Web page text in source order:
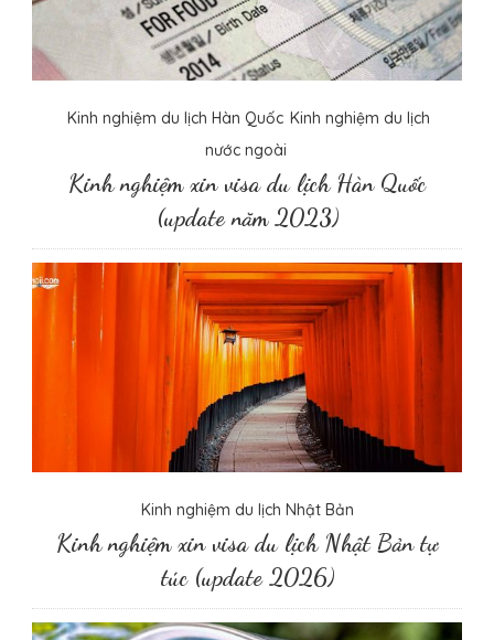
Kinh nghiệm du lịch Hàn Quốc Kinh nghiệm du lịch
nước ngoài
Kinh nghiệm xin visa du lịch Hàn Quốc
(update năm 2023)
Kinh nghiệm du lịch Nhật Bản
Kinh nghiệm xin visa du lịch Nhật Bản tự
túc (update 2026)